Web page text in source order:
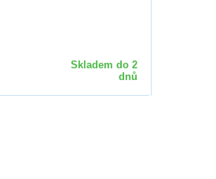
Skladem do 2
dnů